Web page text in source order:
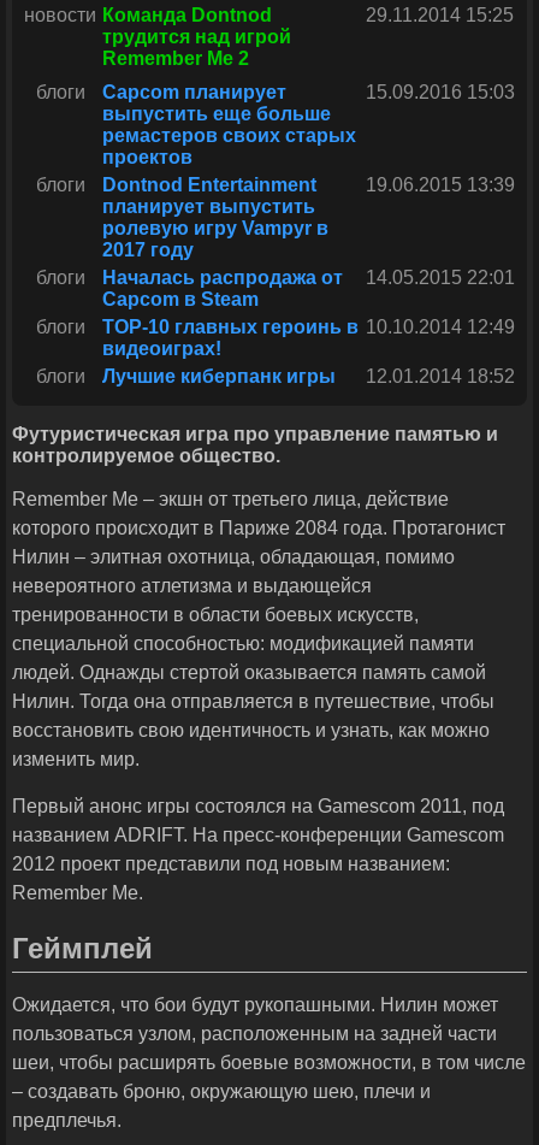
новости Команда Dontnod
трудится над игрой
Remember Me 2
29.11.2014 15:25
блоги
Capcom планирует
выпустить еще больше
ремастеров своих старых
проектов
15.09.2016 15:03
блоги
Dontnod Entertainment
планирует выпустить
ролевую игру Vampyr в
2017 году
19.06.2015 13:39
блоги
Началась распродажа от
Capcom в Steam
14.05.2015 22:01
блоги
TOP-10 главных героинь в
видеоиграх!
10.10.2014 12:49
блоги Лучшие киберпанк игры 12.01.2014 18:52
Футуристическая игра про управление памятью и
контролируемое общество.
Remember Me – экшн от третьего лица, действие
которого происходит в Париже 2084 года. Протагонист
Нилин – элитная охотница, обладающая, помимо
невероятного атлетизма и выдающейся
тренированности в области боевых искусств,
специальной способностью: модификацией памяти
людей. Однажды стертой оказывается память самой
Нилин. Тогда она отправляется в путешествие, чтобы
восстановить свою идентичность и узнать, как можно
изменить мир.
Первый анонс игры состоялся на Gamescom 2011, под
названием ADRIFT. На пресс-конференции Gamescom
2012 проект представили под новым названием:
Remember Me.
Геймплей
Ожидается, что бои будут рукопашными. Нилин может
пользоваться узлом, расположенным на задней части
шеи, чтобы расширять боевые возможности, в том числе
– создавать броню, окружающую шею, плечи и
предплечья.